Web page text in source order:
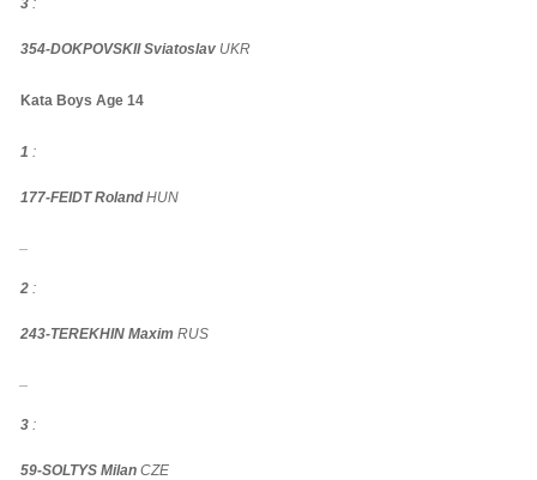
3 :
354-DOKPOVSKII Sviatoslav UKR
Kata Boys Age 14
1 :
177-FEIDT RolandHUN
2 :
243-TEREKHIN Maxim RUS
3 :
59-SOLTYS Milan CZE